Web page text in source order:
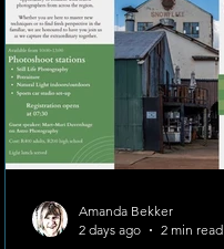
Amanda Bekker
2 days ago
2 min read